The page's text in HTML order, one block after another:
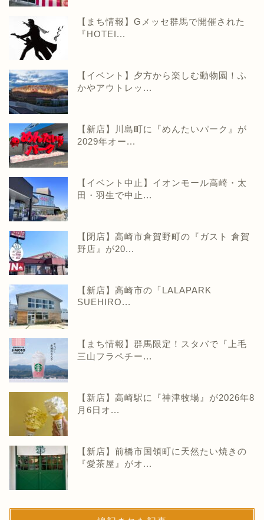
【まち情報】Gメッセ群馬で開催された
『HOTEI...
【イベント】夕方から楽しむ動物園！ふ
かやアウトレッ...
【新店】川島町に『めんたいパーク』が
2029年オー...
【イベント中止】イオンモール高崎・太
田・羽生で中止...
【閉店】高崎市倉賀野町の『ガスト 倉賀
野店』が20...
【新店】高崎市の「LALAPARK
SUEHIRO...
【まち情報】群馬限定！スタバで『上毛
三山フラペチー...
【新店】高崎駅に『神津牧場』が2026年8
月6日オ...
【新店】前橋市国領町に天然たい焼きの
『愛茶屋』がオ...